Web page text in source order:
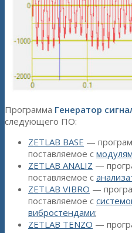
Программа Генератор
следующего ПО:
ZETLAB BASE —
поставляемое с
ZETLAB ANALIZ —
поставляемое с
ZETLAB VIBRO —
поставляемое с
вибростендами;
ZETLAB TENZO —